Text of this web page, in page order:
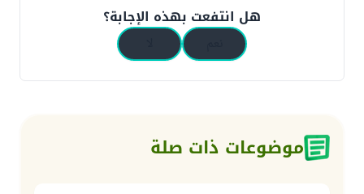
هل انتفعت بهذه الإجابة؟
موضوعات ذات صلة